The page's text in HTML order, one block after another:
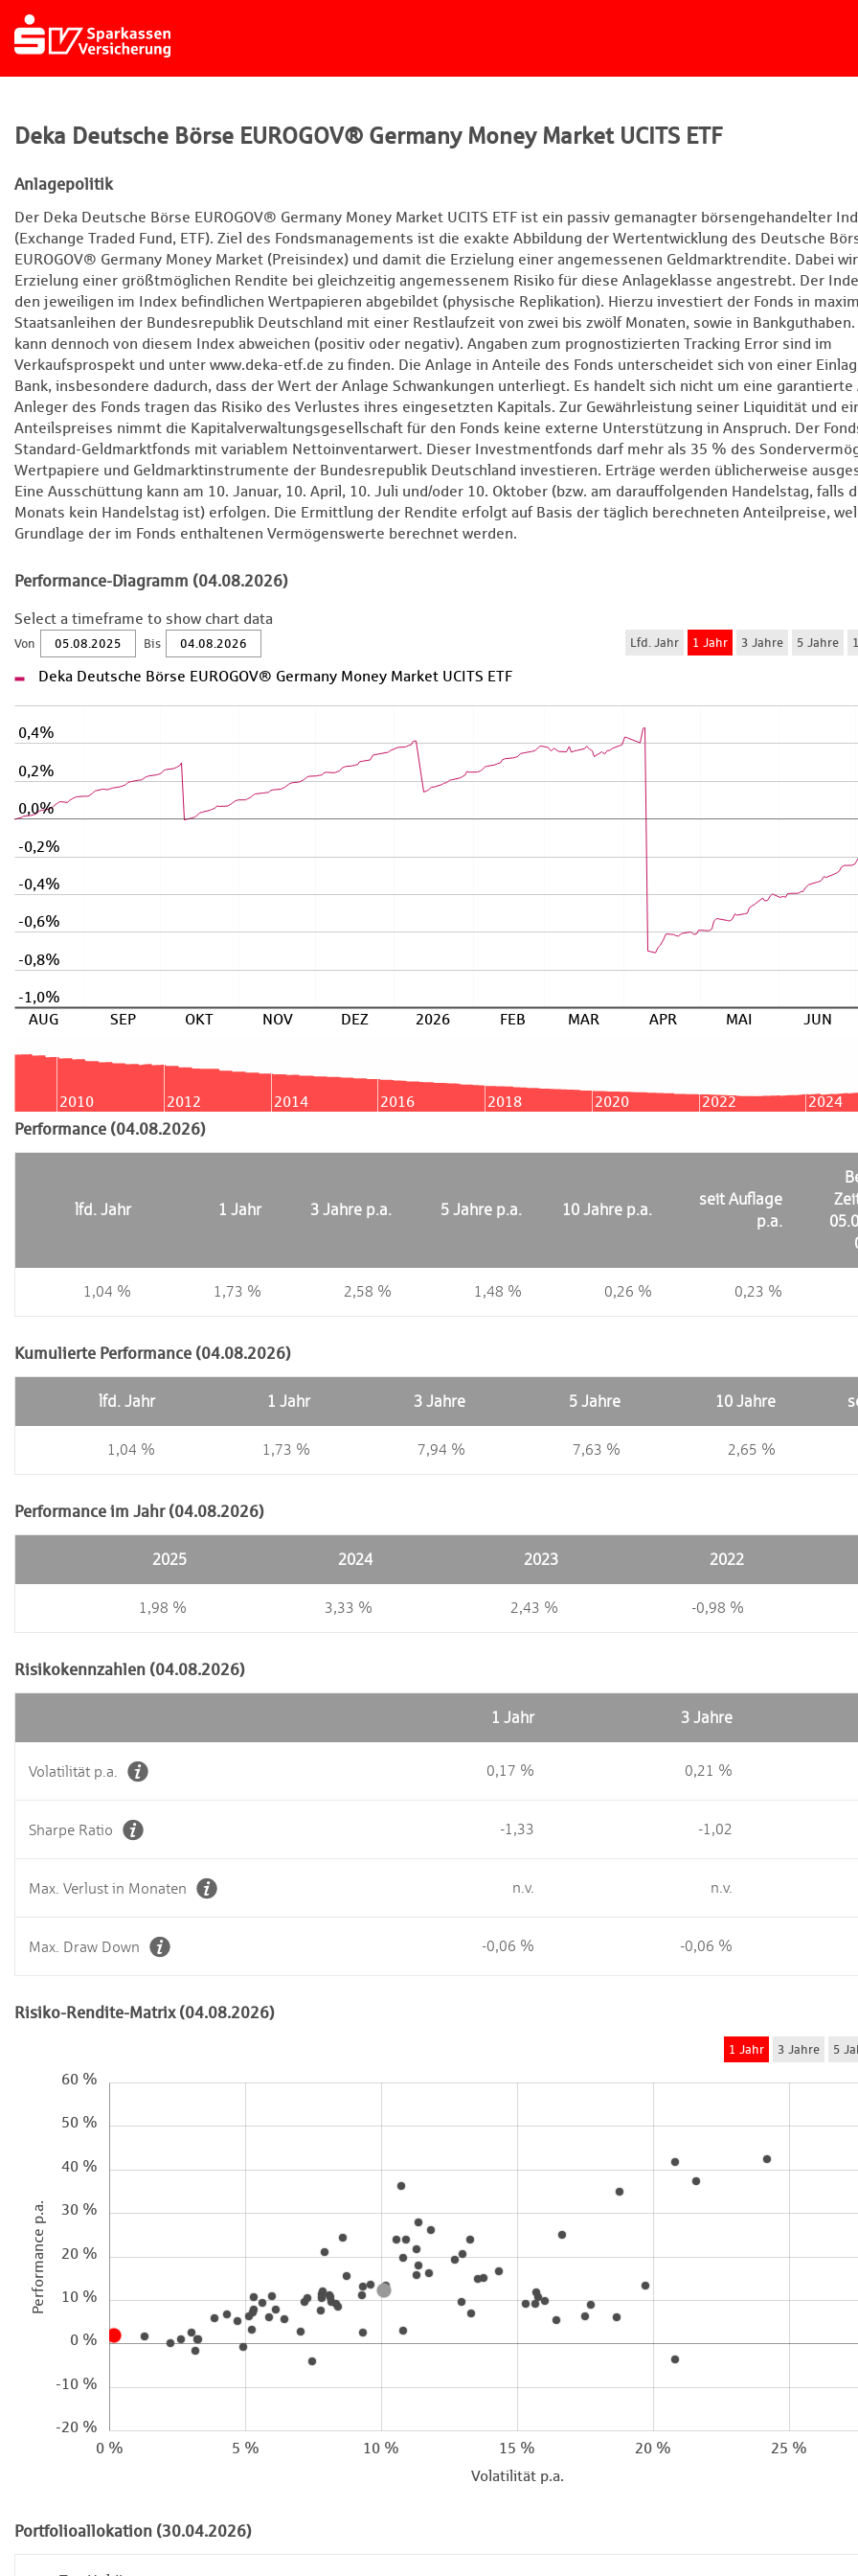
Deka Deutsche Börse EUROGOV® Germany Money Market UCITS ETF
Anlagepolitik
Der Deka Deutsche Börse EUROGOV® Germany Money Market UCITS ETF ist ein passiv gemanagter börsengehandelter
(Exchange Traded Fund, ETF). Ziel des Fondsmanagements ist die exakte Abbildung der Wertentwicklung des Deutsche
EUROGOV® Germany Money Market (Preisindex) und damit die Erzielung einer angemessenen Geldmarktrendite. Dabei
Erzielung einer größtmöglichen Rendite bei gleichzeitig angemessenem Risiko für diese Anlageklasse angestrebt. Der
den jeweiligen im Index befindlichen Wertpapieren abgebildet (physische Replikation). Hierzu investiert der Fonds in
Staatsanleihen der Bundesrepublik Deutschland mit einer Restlaufzeit von zwei bis zwölf Monaten, sowie in Bankguthaben.
kann dennoch von diesem Index abweichen (positiv oder negativ). Angaben zum prognostizierten Tracking Error sind im
Verkaufsprospekt und unter www.deka-etf.de zu finden. Die Anlage in Anteile des Fonds unterscheidet sich von einer
Bank, insbesondere dadurch, dass der Wert der Anlage Schwankungen unterliegt. Es handelt sich nicht um eine garantierte
Anleger des Fonds tragen das Risiko des Verlustes ihres eingesetzten Kapitals. Zur Gewährleistung seiner Liquidität und
Anteilspreises nimmt die Kapitalverwaltungsgesellschaft für den Fonds keine externe Unterstützung in Anspruch. Der
Standard-Geldmarktfonds mit variablem Nettoinventarwert. Dieser Investmentfonds darf mehr als 35 % des
Wertpapiere und Geldmarktinstrumente der Bundesrepublik Deutschland investieren. Erträge werden üblicherweise
Eine Ausschüttung kann am 10. Januar, 10. April, 10. Juli und/oder 10. Oktober (bzw. am darauffolgenden Handelstag, falls
Monats kein Handelstag ist) erfolgen. Die Ermittlung der Rendite erfolgt auf Basis der täglich berechneten Anteilpreise,
Grundlage der im Fonds enthaltenen Vermögenswerte berechnet werden.
Performance-Diagramm (04.08.2026)
Select a timeframe to show chart data
Von Bis
Deka Deutsche Börse EUROGOV® Germany Money Market UCITS ETF
AUG SEP OKT NOV DEZ 2026 FEB MAR APR MAI JUN
-1,0%
-0,8%
-0,6%
-0,4%
-0,2%
0,0%
0,2%
0,4%
2010 2012 2014 2016 2018 2020 2022 2024
Performance (04.08.2026)
lfd. Jahr 1 Jahr 3 Jahre p.a. 5 Jahre p.a. 10 Jahre p.a.
seit Auflage
p.a.
1,04 % 1,73 % 2,58 % 1,48 % 0,26 % 0,23 %
Kumulierte Performance (04.08.2026)
lfd. Jahr 1 Jahr 3 Jahre 5 Jahre 10 Jahre
1,04 % 1,73 % 7,94 % 7,63 % 2,65 %
Performance im Jahr (04.08.2026)
2025 2024 2023 2022
1,98 % 3,33 % 2,43 % -0,98 %
Risikokennzahlen (04.08.2026)
1 Jahr 3 Jahre
Volatilität p.a. 0,17 % 0,21 %
Sharpe Ratio -1,33 -1,02
Max. Verlust in Monaten n.v. n.v.
Max. Draw Down -0,06 % -0,06 %
Risiko-Rendite-Matrix (04.08.2026)
1 Jahr 3 Jahre 5
0 % 5 % 10 % 15 % 20 %
25 %
Volatilität p.a.
-20 %
-10 %
0 %
10 %
20 %
30 %
40 %
50 %
60 %
Performance p.a.
Portfolioallokation (30.04.2026)